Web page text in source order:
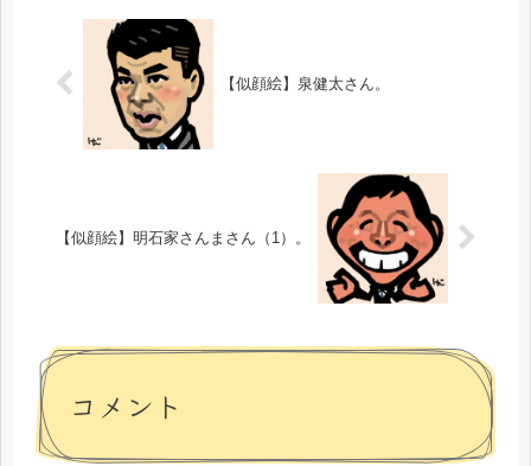
【似顔絵】泉健太さん。
【似顔絵】明石家さんまさん（1）。
コメント